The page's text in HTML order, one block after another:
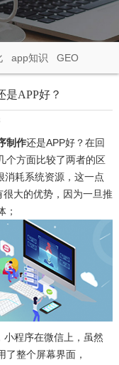
app知识 GEO
是APP好？
制作还是APP好？在回
个方面比较了两者的区
消耗系统资源，这一点
大的优势，因为一旦推
；
程序在微信上，虽然
整个屏幕界面，